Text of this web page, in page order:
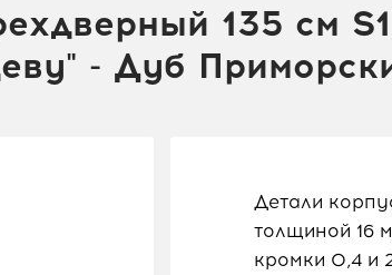
135 см
- Дуб
Детали
толщиной 16
кромки 0,4 и